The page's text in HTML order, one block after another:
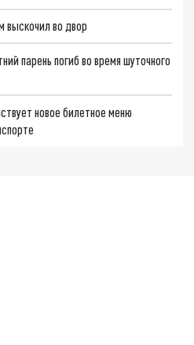
выскочил во двор
парень погиб во время шуточного
новое билетное меню